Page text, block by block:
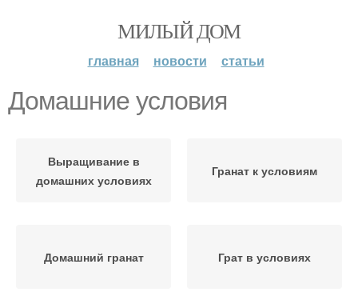
МИЛЫЙ ДОМ
главная новости статьи
Домашние условия
Выращивание в
домашних условиях
Гранат к условиям
Домашний гранат Грат в условиях